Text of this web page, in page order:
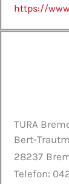
https://
TURA
Bert-
28237
Telefon: